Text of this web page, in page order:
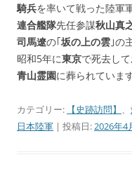
騎兵を率いて戦った陸軍
連合艦隊先任参謀秋山真
司馬遼の｢坂の上の雲 ｣の
昭和5年に東京で死去して
青山霊園に葬られていま
カテゴリー: 【史跡訪問】 、
日本陸軍 | 投稿日:2026年4